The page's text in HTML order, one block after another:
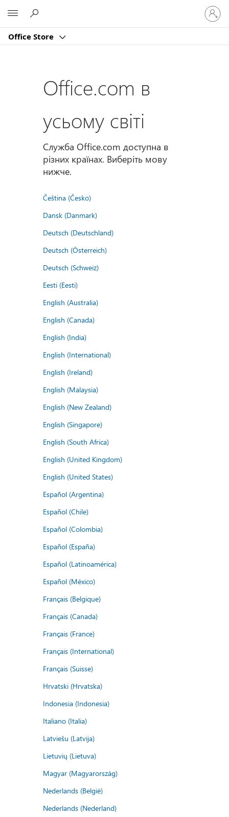
Office Store
свій
запис
Office.com в
усьому світі
Служба Office.com доступна в
різних країнах. Виберіть мову
нижче.
Čeština (Česko)
Dansk (Danmark)
Deutsch (Deutschland)
Deutsch (Österreich)
Deutsch (Schweiz)
Eesti (Eesti)
English (Australia)
English (Canada)
English (India)
English (International)
English (Ireland)
English (Malaysia)
English (New Zealand)
English (Singapore)
English (South Africa)
English (United Kingdom)
English (United States)
Español (Argentina)
Español (Chile)
Español (Colombia)
Español (España)
Español (Latinoamérica)
Español (México)
Français (Belgique)
Français (Canada)
Français (France)
Français (International)
Français (Suisse)
Hrvatski (Hrvatska)
Indonesia (Indonesia)
Italiano (Italia)
Latviešu (Latvija)
Lietuvių (Lietuva)
Magyar (Magyarország)
Nederlands (België)
Nederlands (Nederland)